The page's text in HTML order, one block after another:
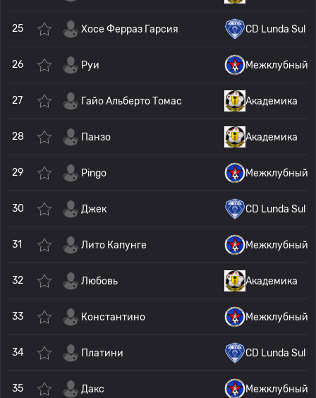
25 Хосе Ферраз Гарсия CD Lunda Sul
26 Руи Межклубный
27 Гайо Альберто Томас Академика
28 Панзо Академика
29 Pingo Межклубный
30 Джек CD Lunda Sul
31 Лито Капунге Межклубный
32 Любовь Академика
33 Константино Межклубный
34 Платини CD Lunda Sul
35 Дакс Межклубный